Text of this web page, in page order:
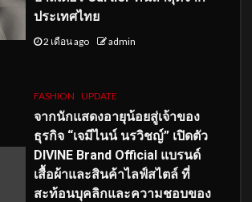
ประเทศไทย
2 เดือน ago admin
FASHION UPDATE
จากนักแสดงอายุน้อยสู่เจ้าของ
ธุรกิจ “เจมีไนน์ นรวิชญ์” เปิดตัว
DIVINE Brand Official แบรนด์
เสื้อผ้าและสินค้าไลฟ์สไตล์ ที่
สะท้อนบุคลิกและความชอบของ